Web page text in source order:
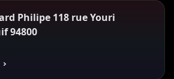
Philipe 118 rue Youri
94800